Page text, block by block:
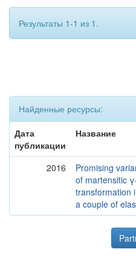
Результаты 1-1 из 1.
Найденные ресурсы:
Дата
публикации
Название
2016
Promising
of martensitic
transformation
a couple of